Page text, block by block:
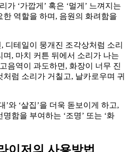
가 ‘가깝게’ 혹은 ‘멀게’ 느껴지는
역할을 하며, 음원의 화려함을
디테일이 뭉개진 조각상처럼 소리
, 마치 커튼 뒤에서 소리가 나는
음역이 과도하면, 화장이 너무 진
럼 소리가 거칠고, 날카로우며 귀
’와 ‘살집’을 더욱 돋보이게 하고,
함을 부여하는 ‘조명’ 또는 ‘화
이저의 사용방법